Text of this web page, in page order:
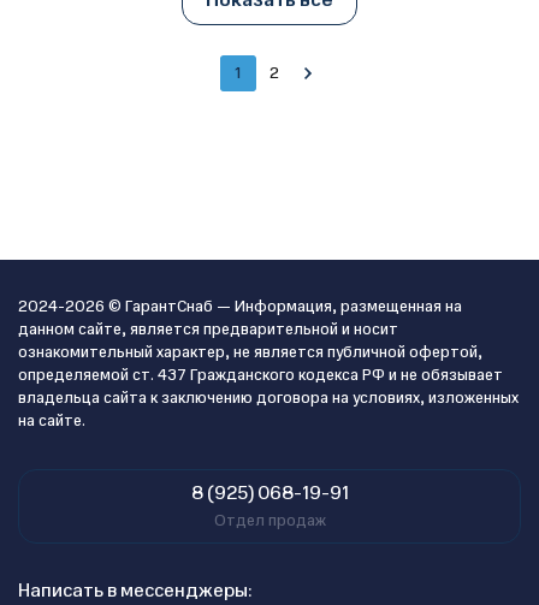
1 2
2024-2026 © ГарантСнаб — Информация, размещенная на
данном сайте, является предварительной и носит
ознакомительный характер, не является публичной офертой,
определяемой ст. 437 Гражданского кодекса РФ и не обязывает
владельца сайта к заключению договора на условиях, изложенных
на сайте.
8 (925) 068-19-91
Отдел продаж
Написать в мессенджеры: